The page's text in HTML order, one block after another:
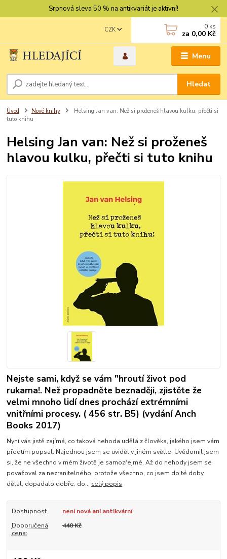
Srpnová sleva 50 % na antikvariát je aktivní!
Menu
CZK
Hledat
0 ks
za 0,00 Kč
Úvod Nové knihy
Helsing Jan van: Než si proženeš hlavou kulku, přečti si
tuto knihu
Helsing Jan van: Než si proženeš
hlavou kulku, přečti si tuto knihu
Nejste sami, když se vám "hroutí život pod
rukama!. Než propadněte beznaději, zjistěte že
velmi mnoho lidí dnes prochází extrémními
vnitřními procesy. ( 456 str. B5) (vydání Anch
Books 2017)
Nyní vás jistě zajímá, co taková nehoda udělá z člověka, jakého jsem vám
předtím popsal. Najednou jsem se uviděl v jiném světle. Uvědomil jsem
si, že ne všechno v mém životě je samozřejmé. Až do nehody jsem se
považoval za nezranitelného, protože všechno, co jsem do té doby
dělal, dopadalo dobře, do... celý popis
Dostupnost
není nová ani antikvární
Doporučená
cena:
440 Kč